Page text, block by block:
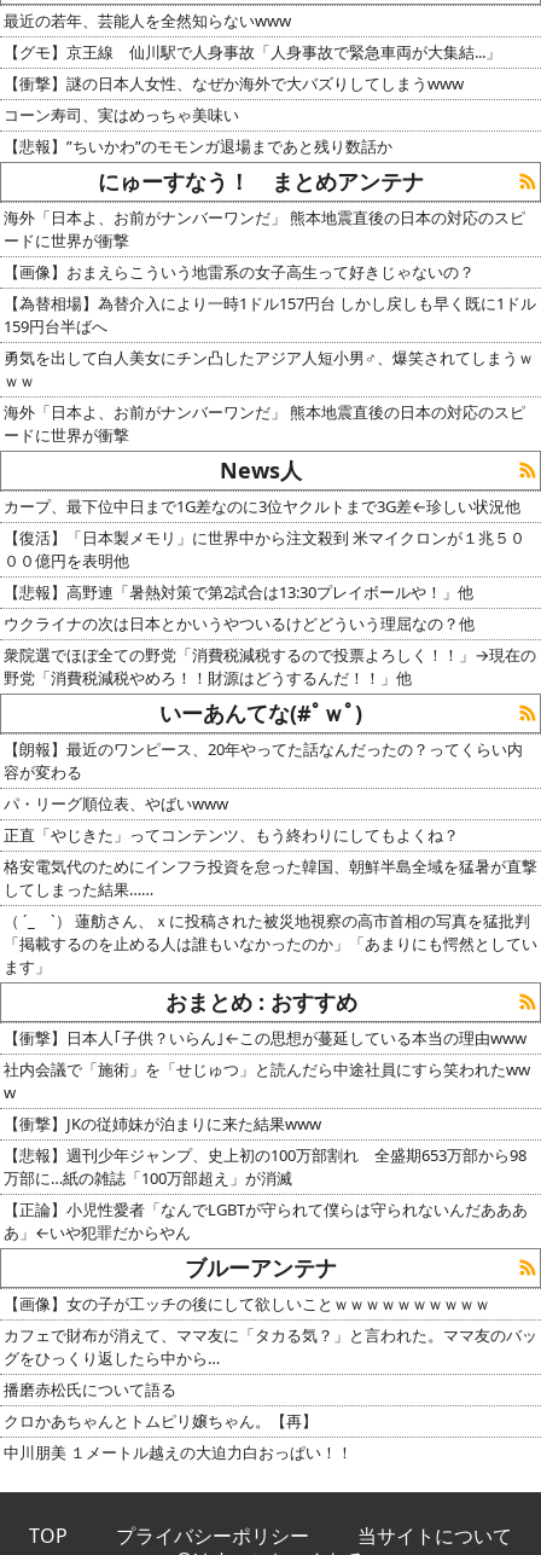
最近の若年、芸能人を全然知らないwww
【グモ】京王線 仙川駅で人身事故「人身事故で緊急車両が大集結...」
【衝撃】謎の日本人女性、なぜか海外で大バズりしてしまうwww
コーン寿司、実はめっちゃ美味い
【悲報】”ちいかわ”のモモンガ退場まであと残り数話か
にゅーすなう！ まとめアンテナ
海外「日本よ、お前がナンバーワンだ」 熊本地震直後の日本の対応のスピ
ードに世界が衝撃
【画像】おまえらこういう地雷系の女子高生って好きじゃないの？
【為替相場】為替介入により一時1ドル157円台 しかし戻しも早く既に1ドル
159円台半ばへ
勇気を出して白人美女にチン凸したアジア人短小男♂、爆笑されてしまうｗ
ｗｗ
海外「日本よ、お前がナンバーワンだ」 熊本地震直後の日本の対応のスピ
ードに世界が衝撃
News人
カープ、最下位中日まで1G差なのに3位ヤクルトまで3G差←珍しい状況他
【復活】「日本製メモリ」に世界中から注文殺到 米マイクロンが１兆５０
００億円を表明他
【悲報】高野連「暑熱対策で第2試合は13:30プレイボールや！」他
ウクライナの次は日本とかいうやついるけどどういう理屈なの？他
衆院選でほぼ全ての野党「消費税減税するので投票よろしく！！」→現在の
野党「消費税減税やめろ！！財源はどうするんだ！！」他
いーあんてな(#ﾟｗﾟ)
【朗報】最近のワンピース、20年やってた話なんだったの？ってくらい内
容が変わる
パ・リーグ順位表、やばいwww
正直「やじきた」ってコンテンツ、もう終わりにしてもよくね？
格安電気代のためにインフラ投資を怠った韓国、朝鮮半島全域を猛暑が直撃
してしまった結果……
（ ´_ゝ`） 蓮舫さん、ｘに投稿された被災地視察の高市首相の写真を猛批判
「掲載するのを止める人は誰もいなかったのか」「あまりにも愕然としてい
ます」
おまとめ : おすすめ
【衝撃】日本人｢子供？いらん｣←この思想が蔓延している本当の理由www
社内会議で「施術」を「せじゅつ」と読んだら中途社員にすら笑われたww
w
【衝撃】JKの従姉妹が泊まりに来た結果www
【悲報】週刊少年ジャンプ、史上初の100万部割れ 全盛期653万部から98
万部に…紙の雑誌「100万部超え」が消滅
【正論】小児性愛者「なんでLGBTが守られて僕らは守られないんだあああ
あ」←いや犯罪だからやん
ブルーアンテナ
【画像】女の子が工ッチの後にして欲しいことｗｗｗｗｗｗｗｗｗｗ
カフェで財布が消えて、ママ友に「タカる気？」と言われた。ママ友のバッ
グをひっくり返したら中から…
播磨赤松氏について語る
クロかあちゃんとトムピリ嬢ちゃん。【再】
中川朋美 １メートル越えの大迫力白おっぱい！！
TOP プライバシーポリシー
当サイトについて